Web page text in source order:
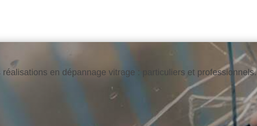
réalisations en dépannage vitrage : particuliers et professionnels.